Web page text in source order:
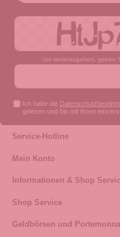
Um weiterzugehen, geben
Ich habe die
gelesen und bin mit ihnen
Service-Hotline
Mein Konto
Informationen & Shop
Shop Service
Geldbörsen und